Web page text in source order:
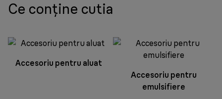
Ce conține cutia
Accesoriu pentru aluat
Accesoriu pentru
emulsifiere